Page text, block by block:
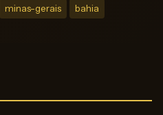
minas-gerais bahia